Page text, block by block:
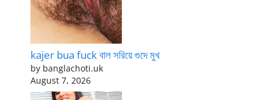
kajer bua fuck বাল সরিয়ে গুদে মুখ
by banglachoti.uk
August 7, 2026